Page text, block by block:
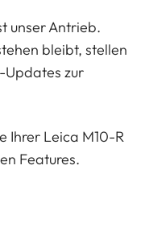
unser Antrieb.
bleibt, stellen
Updates zur
Ihrer Leica M10-R
Features.